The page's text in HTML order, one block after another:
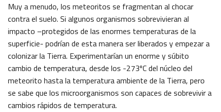
Muy a menudo, los meteoritos se fragmentan al chocar
contra el suelo. Si algunos organismos sobrevivieran al
impacto –protegidos de las enormes temperaturas de la
superficie- podrían de esta manera ser liberados y empezar a
colonizar la Tierra. Experimentarían un enorme y súbito
cambio de temperatura, desde los -273ºC del núcleo del
meteorito hasta la temperatura ambiente de la Tierra, pero
se sabe que los microorganismos son capaces de sobrevivir a
cambios rápidos de temperatura.